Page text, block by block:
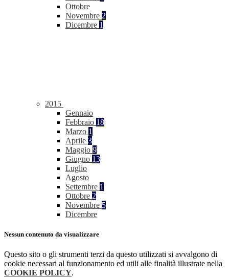
Ottobre
Novembre 2
Dicembre 1
2015
Gennaio
Febbraio 18
Marzo 1
Aprile 3
Maggio 9
Giugno 13
Luglio
Agosto
Settembre 1
Ottobre 2
Novembre 5
Dicembre
Nessun contenuto da visualizzare
Questo sito o gli strumenti terzi da questo utilizzati si avvalgono di
cookie necessari al funzionamento ed utili alle finalità illustrate nella
COOKIE POLICY.